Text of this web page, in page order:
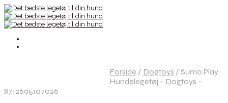
Forside / Dogtoys / Sumo Play
Hundelegetøj – Dogtoys –
8712695107026